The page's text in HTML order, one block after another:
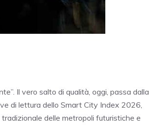
Il vero salto di qualità, oggi, passa dalla
di lettura dello Smart City Index 2026,
delle metropoli futuristiche e